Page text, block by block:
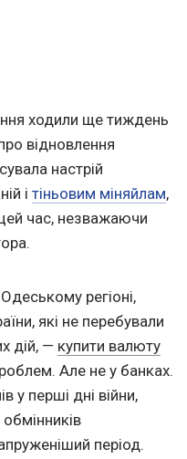
ходили ще тиждень
відновлення
настрій
і тіньовим міняйлам,
час, незважаючи
регіоні,
які не перебували
дій, — купити валюту
Але не у банках.
у перші дні війни,
період.